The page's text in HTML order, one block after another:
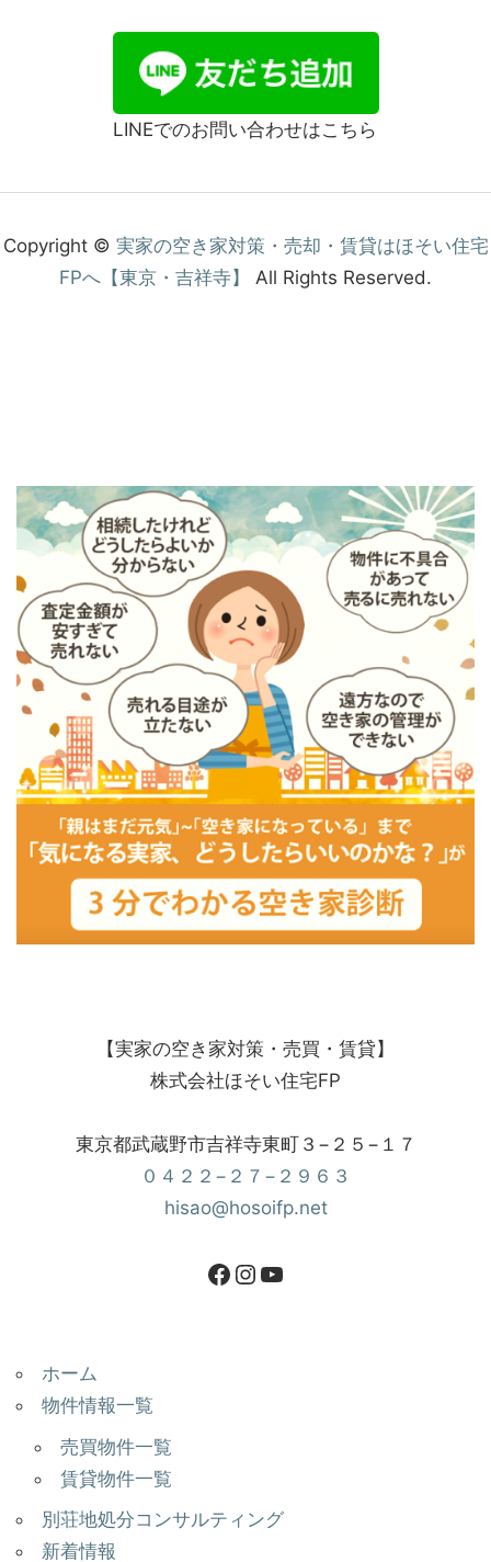
LINEでのお問い合わせはこちら
Copyright © 実家の空き家対策・売却・賃貸はほそい住宅
FPへ【東京・吉祥寺】
All Rights Reserved.
【実家の空き家対策・売買・賃貸】
株式会社ほそい住宅FP
東京都武蔵野市吉祥寺東町３−２５−１７
０４２２−２７−２９６３
hisao@hosoifp.net
ホーム
物件情報一覧
売買物件一覧
賃貸物件一覧
別荘地処分コンサルティング
新着情報